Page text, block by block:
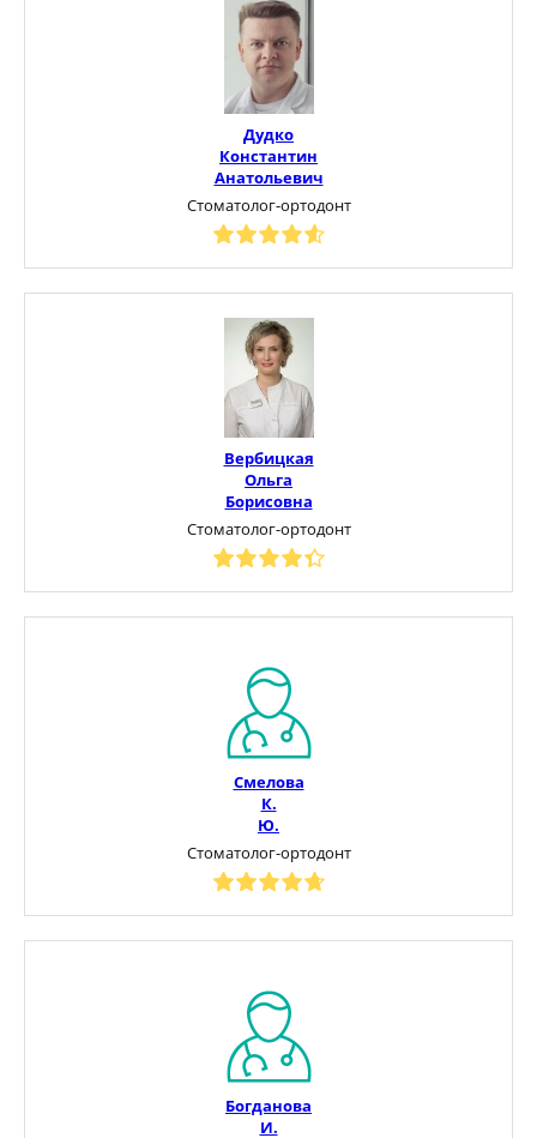
Дудко
Константин
Анатольевич
Стоматолог-ортодонт
Вербицкая
Ольга
Борисовна
Стоматолог-ортодонт
Смелова
К.
Ю.
Стоматолог-ортодонт
Богданова
И.